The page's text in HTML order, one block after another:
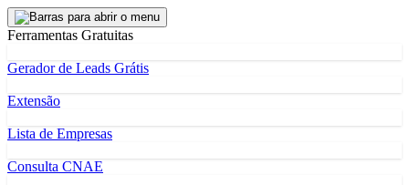
Ferramentas Gratuitas
Gerador de Leads Grátis
Extensão
Lista de Empresas
Consulta CNAE